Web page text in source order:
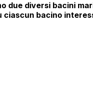
due diversi bacini
ciascun bacino